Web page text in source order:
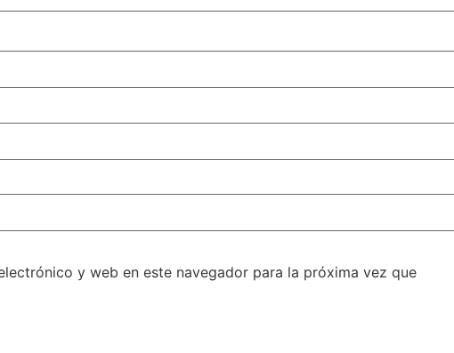
y web en este navegador para la próxima vez que